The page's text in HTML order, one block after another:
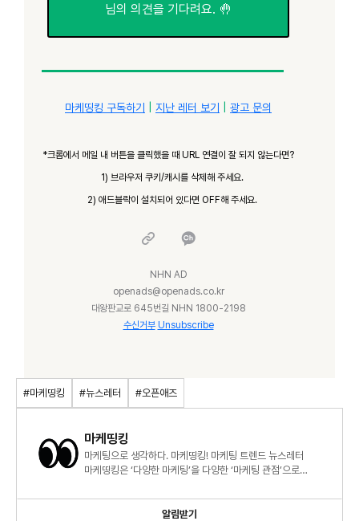
님의 의견을 기다려요. 🤚
마케띵킹 구독하기 지난 레터 보기 광고 문의
*크롬에서 메일 내 버튼을 클릭했을 때 URL 연결이 잘 되지 않는다면?
1) 브라우저 쿠키/캐시를 삭제해 주세요.
2) 애드블락이 설치되어 있다면 OFF해 주세요.
NHN AD
openads@openads.co.kr
대왕판교로 645번길 NHN 1800-2198
수신거부 Unsubscribe
#마케띵킹 #뉴스레터 #오픈애즈
마케띵킹
마케팅으로 생각하다. 마케띵킹! 마케팅 트렌드 뉴스레터
마케띵킹은 ‘다양한 마케팅’을 다양한 ‘마케팅 관점’으로
알림받기